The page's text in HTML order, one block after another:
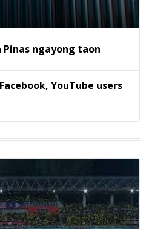
Pinas ngayong taon
YouTube users